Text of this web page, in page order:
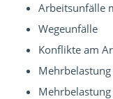
Arbeitsunfälle
Wegeunfälle
Konflikte am